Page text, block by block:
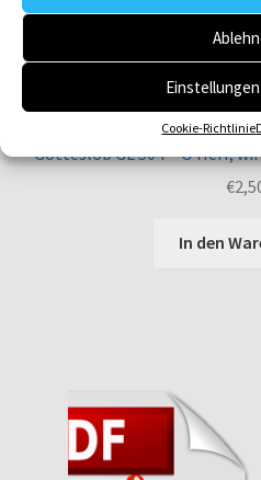
Cookie-Richtlinie
Gotteslob GL 504 O Herr,
€
In den